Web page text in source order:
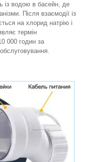
із водою в басейн, де
Після взаємодії із
на хлорид натрію і
термін
000 годин за